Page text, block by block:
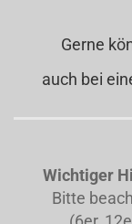
Gerne
auch bei
Wichtiger
Bitte